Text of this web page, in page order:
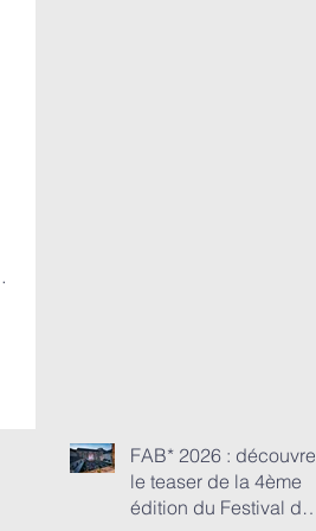
FAB* 2026 : découvrez
le teaser de la 4ème
édition du Festival de